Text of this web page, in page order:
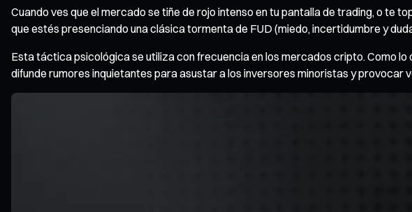
Cuando ves que el mercado se tiñe de rojo intenso en tu pantalla de trading, o
que estés presenciando una clásica tormenta de FUD (miedo, incertidumbre y
Esta táctica psicológica se utiliza con frecuencia en los mercados cripto. Como
difunde rumores inquietantes para asustar a los inversores minoristas y provocar